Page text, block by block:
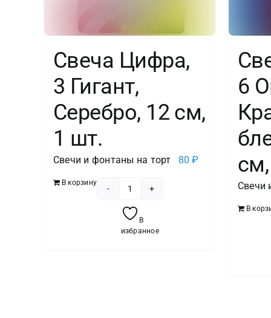
Свеча Цифра,
3 Гигант,
Серебро, 12 см,
1 шт.
Свечи и фонтаны на торт 80₽
В корзину
товара
Свеча
В
избранное
6
Свечи
В